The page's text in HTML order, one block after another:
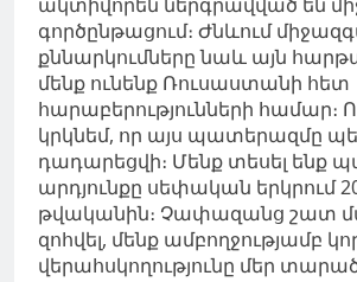
ակտիվորեն ներգրավված են
գործընթացում։ Ժնևում
քննարկումները նաև այն
մենք ունենք Ռուսաստանի հետ
հարաբերությունների համար։
կրկնեմ, որ այս պատերազմը
դադարեցվի։ Մենք տեսել ենք
արդյունքը սեփական երկրում
թվականին։ Չափազանց շատ
զոհվել, մենք ամբողջությամբ
վերահսկողությունը մեր